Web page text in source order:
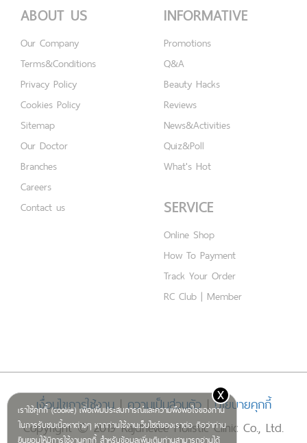
เราใช้คุกกี้ (cookie) เพื่อเพิ่มประสบการณ์และความพึงพอใจของท่าน
ในการรับชมเนื้อหาต่างๆ หากท่านใช้งานเว็บไซต์ของเราต่อ ถือว่าท่าน
ยินยอมให้มีการใช้งานคุกกี้ สำหรับข้อมูลเพิ่มเติมท่านสามารถอ่านได้
x
ABOUT US
Our Company
Terms&Conditions
Privacy Policy
Cookies Policy
Sitemap
Our Doctor
Branches
Careers
Contact us
INFORMATIVE
Promotions
Q&A
Beauty Hacks
Reviews
News&Activities
Quiz&Poll
What's Hot
SERVICE
Online Shop
How To Payment
Track Your Order
RC Club | Member
เงื่อนไขการใช้งาน|ความเป็นส่วนตัว|นโยบายคุกกี้
Copyright © 2019 Rajdhevee Holistic Clinic Co., Ltd.